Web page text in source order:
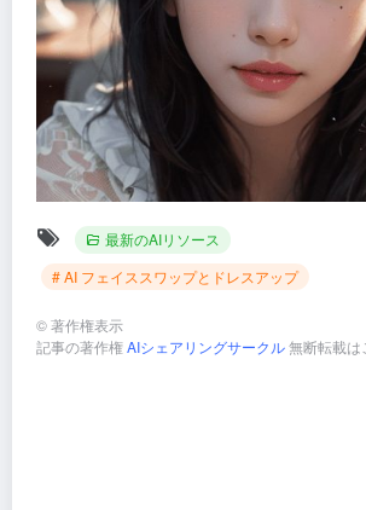
最新のAIリソース
# AI フェイススワップとドレスアップ
©著作権表示
記事の著作権AIシェアリングサークル無断転載は